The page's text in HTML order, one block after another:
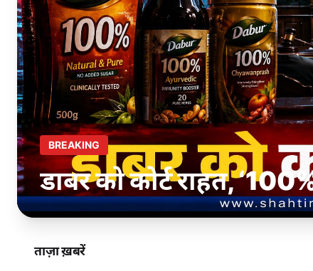
BREAKING
विशाखापट्टनम में CPI की
बचाओ’ मुहिम तेज
ताज़ा ख़बरें